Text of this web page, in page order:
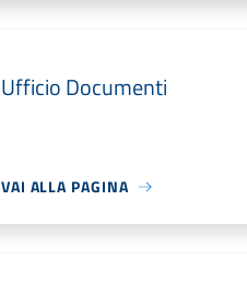
Ufficio Documenti
VAI ALLA PAGINA